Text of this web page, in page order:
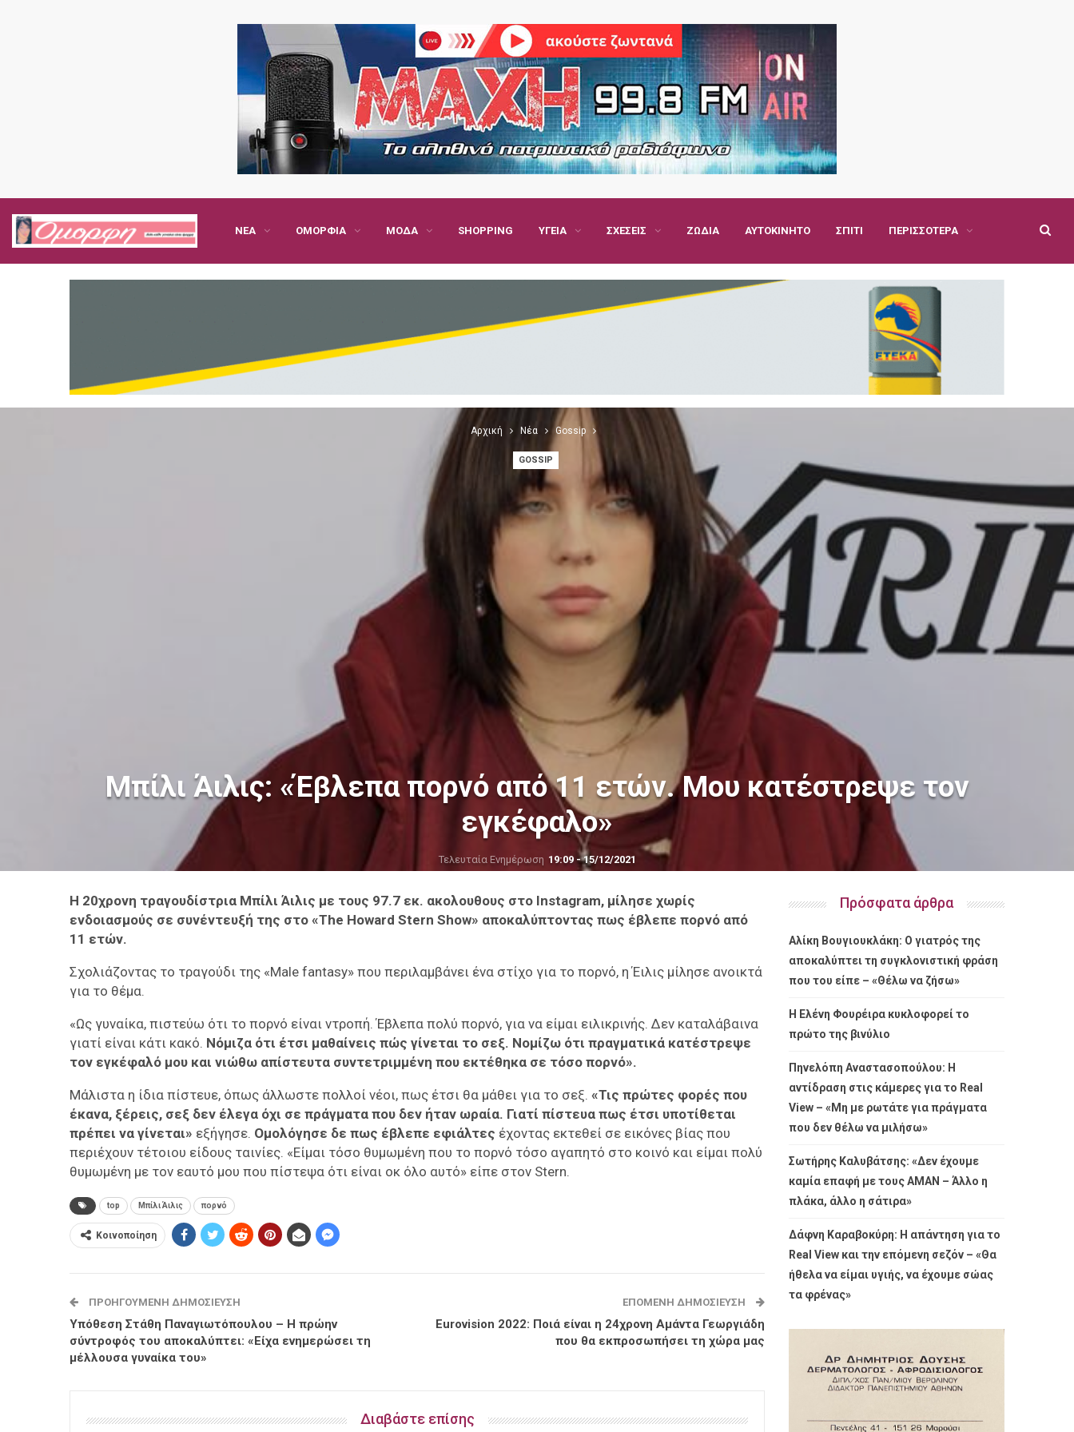
ΝΈΑ ΟΜΟΡΦΙΆ ΜΌΔΑ SHOPPING ΥΓΕΊΑ ΣΧΈΣΕΙΣ ΖΏΔΙΑ ΑΥΤΟΚΊΝΗΤΟ ΣΠΊΤΙ ΠΕΡΙΣΣΌΤΕΡΑ
Αρχική Νέα Gossip
GOSSIP
Μπίλι Άιλις: «Έβλεπα πορνό από 11 ετών. Μου κατέστρεψε τον
εγκέφαλο»
Τελευταία Ενημέρωση 19:09 - 15/12/2021
Η 20χρονη τραγουδίστρια Μπίλι Άιλις με τους 97.7 εκ. ακολουθους στο Instagram, μίλησε χωρίς
ενδοιασμούς σε συνέντευξή της στο «The Howard Stern Show» αποκαλύπτοντας πως έβλεπε πορνό από
11 ετών.
Σχολιάζοντας το τραγούδι της «Male fantasy» που περιλαμβάνει ένα στίχο για το πορνό, η Έιλις μίλησε ανοικτά
για το θέμα.
«Ως γυναίκα, πιστεύω ότι το πορνό είναι ντροπή. Έβλεπα πολύ πορνό, για να είμαι ειλικρινής. Δεν καταλάβαινα
γιατί είναι κάτι κακό. Νόμιζα ότι έτσι μαθαίνεις πώς γίνεται το σεξ. Νομίζω ότι πραγματικά κατέστρεψε
τον εγκέφαλό μου και νιώθω απίστευτα συντετριμμένη που εκτέθηκα σε τόσο πορνό».
Μάλιστα η ίδια πίστευε, όπως άλλωστε πολλοί νέοι, πως έτσι θα μάθει για το σεξ. «Τις πρώτες φορές που
έκανα, ξέρεις, σεξ δεν έλεγα όχι σε πράγματα που δεν ήταν ωραία. Γιατί πίστευα πως έτσι υποτίθεται
πρέπει να γίνεται» εξήγησε. Ομολόγησε δε πως έβλεπε εφιάλτες έχοντας εκτεθεί σε εικόνες βίας που
περιέχουν τέτοιου είδους ταινίες. «Είμαι τόσο θυμωμένη που το πορνό τόσο αγαπητό στο κοινό και είμαι πολύ
θυμωμένη με τον εαυτό μου που πίστεψα ότι είναι οκ όλο αυτό» είπε στον Stern.
top Μπίλι Άιλις πορνό
Κοινοποίηση
ΠΡΟΗΓΟΎΜΕΝΗ ΔΗΜΟΣΊΕΥΣΗ
Υπόθεση Στάθη Παναγιωτόπουλου – Η πρώην
σύντροφός του αποκαλύπτει: «Είχα ενημερώσει τη
μέλλουσα γυναίκα του»
ΕΠΌΜΕΝΗ ΔΗΜΟΣΊΕΥΣΗ
Eurovision 2022: Ποιά είναι η 24χρονη Αμάντα Γεωργιάδη
που θα εκπροσωπήσει τη χώρα μας
Διαβάστε επίσης
Πρόσφατα άρθρα
Αλίκη Βουγιουκλάκη: Ο γιατρός της
αποκαλύπτει τη συγκλονιστική φράση
που του είπε – «Θέλω να ζήσω»
Η Ελένη Φουρέιρα κυκλοφορεί το
πρώτο της βινύλιο
Πηνελόπη Αναστασοπούλου: Η
αντίδραση στις κάμερες για το Real
View – «Μη με ρωτάτε για πράγματα
που δεν θέλω να μιλήσω»
Σωτήρης Καλυβάτσης: «Δεν έχουμε
καμία επαφή με τους ΑΜΑΝ – Άλλο η
πλάκα, άλλο η σάτιρα»
Δάφνη Καραβοκύρη: Η απάντηση για το
Real View και την επόμενη σεζόν – «Θα
ήθελα να είμαι υγιής, να έχουμε σώας
τα φρένας»